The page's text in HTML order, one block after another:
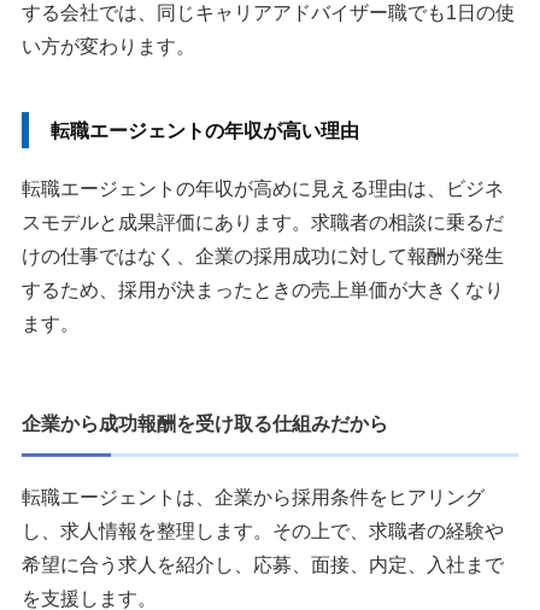
する会社では、同じキャリアアドバイザー職でも1日の使
い方が変わります。
転職エージェントの年収が高い理由
転職エージェントの年収が高めに見える理由は、ビジネ
スモデルと成果評価にあります。求職者の相談に乗るだ
けの仕事ではなく、企業の採用成功に対して報酬が発生
するため、採用が決まったときの売上単価が大きくなり
ます。
企業から成功報酬を受け取る仕組みだから
転職エージェントは、企業から採用条件をヒアリング
し、求人情報を整理します。その上で、求職者の経験や
希望に合う求人を紹介し、応募、面接、内定、入社まで
を支援します。